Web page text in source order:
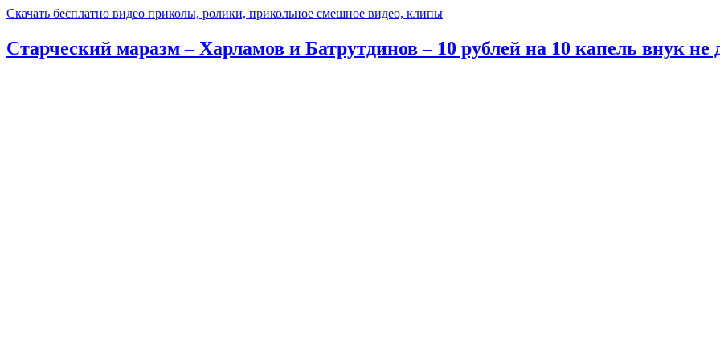
Скачать бесплатно видео приколы, ролики, прикольное смешное видео, клипы
Старческий маразм – Харламов и Батрутдинов – 10 рублей на 10 капель внук не